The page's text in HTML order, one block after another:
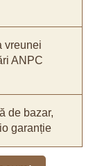
vreunei
ANPC
de bazar,
garanție